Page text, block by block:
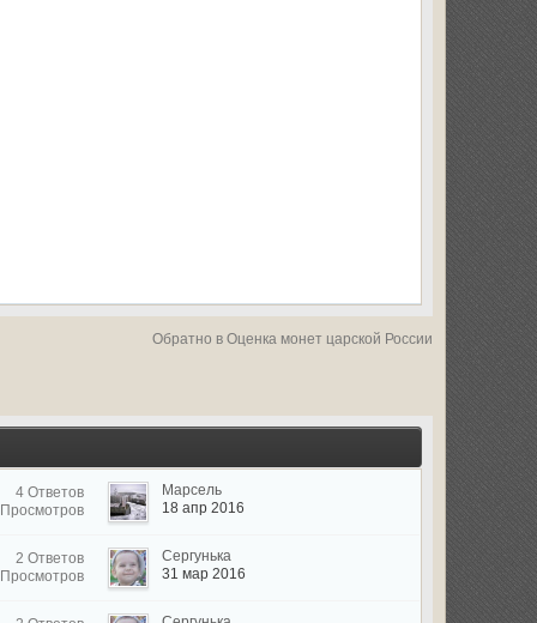
Обратно в Оценка монет царской России
4 Ответов
Марсель
18 апр 2016
2 Ответов
Сергунька
31 мар 2016